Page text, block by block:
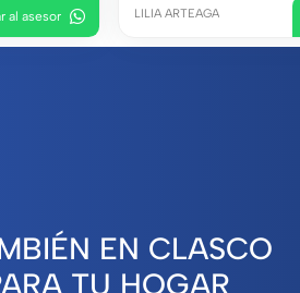
al asesor LILIA ARTEAGA
EN CLASCO
TU HOGAR